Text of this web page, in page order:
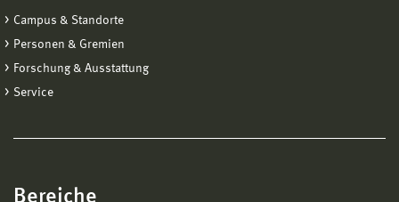
Campus & Standorte
Personen & Gremien
Forschung & Ausstattung
Service
Bereiche